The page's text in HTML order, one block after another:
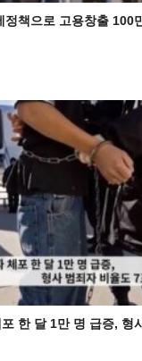
정책으로 고용창출 100
한 달 1만 명 급증, 형